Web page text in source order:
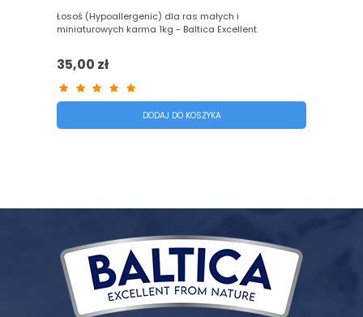
Łosoś (Hypoallergenic) dla ras małych i
miniaturowych karma 1kg - Baltica Excellent
35,00 zł
DODAJ DO KOSZYKA